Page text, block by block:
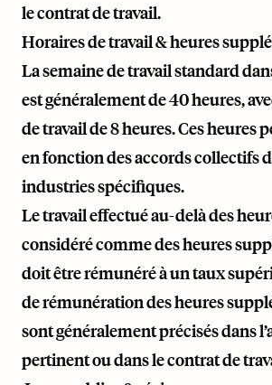
le contrat de travail.
Horaires de travail & heures
La semaine de travail standard
est généralement de 40 heures,
de travail de 8 heures. Ces heures
en fonction des accords collectifs
industries spécifiques.
Le travail effectué au-delà des
considéré comme des heures
doit être rémunéré à un taux
de rémunération des heures
sont généralement précisés dans
pertinent ou dans le contrat de